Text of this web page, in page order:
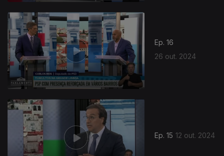
Ep. 16
26 out. 2024
Ep. 15 12 out. 2024